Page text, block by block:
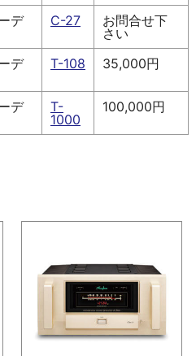
デ
C-27
お問合せ下
さい
デ
T-108 35,000円
デ
T-
1000
100,000円